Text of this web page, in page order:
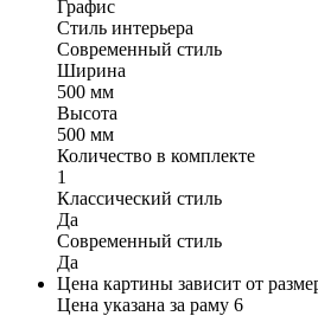
Графис
Стиль интерьера
Современный стиль
Ширина
500 мм
Высота
500 мм
Количество в комплекте
1
Классический стиль
Да
Современный стиль
Да
Цена картины зависит от
Цена указана за раму 6